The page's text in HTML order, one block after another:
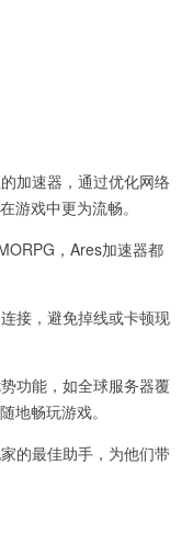
加速器，通过优化网络
游戏中更为流畅。
，Ares加速器都
接，避免掉线或卡顿现
功能，如全球服务器覆
地畅玩游戏。
的最佳助手，为他们带